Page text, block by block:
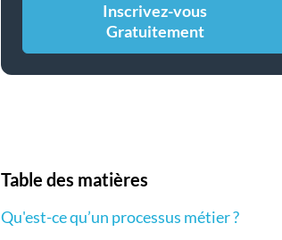
Inscrivez-vous
Gratuitement
Table des matières
Qu'est-ce qu’un processus métier ?